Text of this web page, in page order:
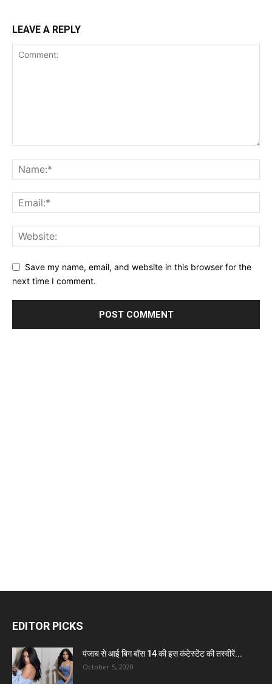
LEAVE A REPLY
Save my name, email, and website in this browser for the
next time I comment.
EDITOR PICKS
पंजाब से आई बिग बॉस 14 की इस कंटेस्टेंट की तस्वीरें...
October 5, 2020